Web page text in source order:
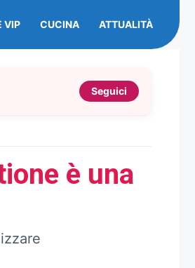
VIP CUCINA ATTUALITÀ
Seguici
è una